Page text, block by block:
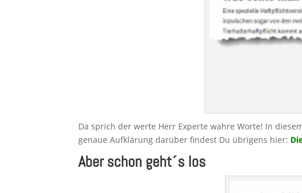
Da sprich der werte Herr Experte wahre Worte! In
genaue Aufklärung darüber findest Du übrigens hier:
Aber schon geht´s los